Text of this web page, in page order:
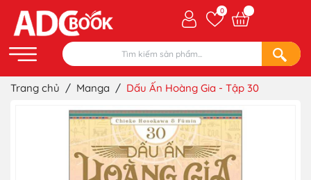
0
Trang chủ / Manga / Dấu Ấn Hoàng Gia - Tập 30